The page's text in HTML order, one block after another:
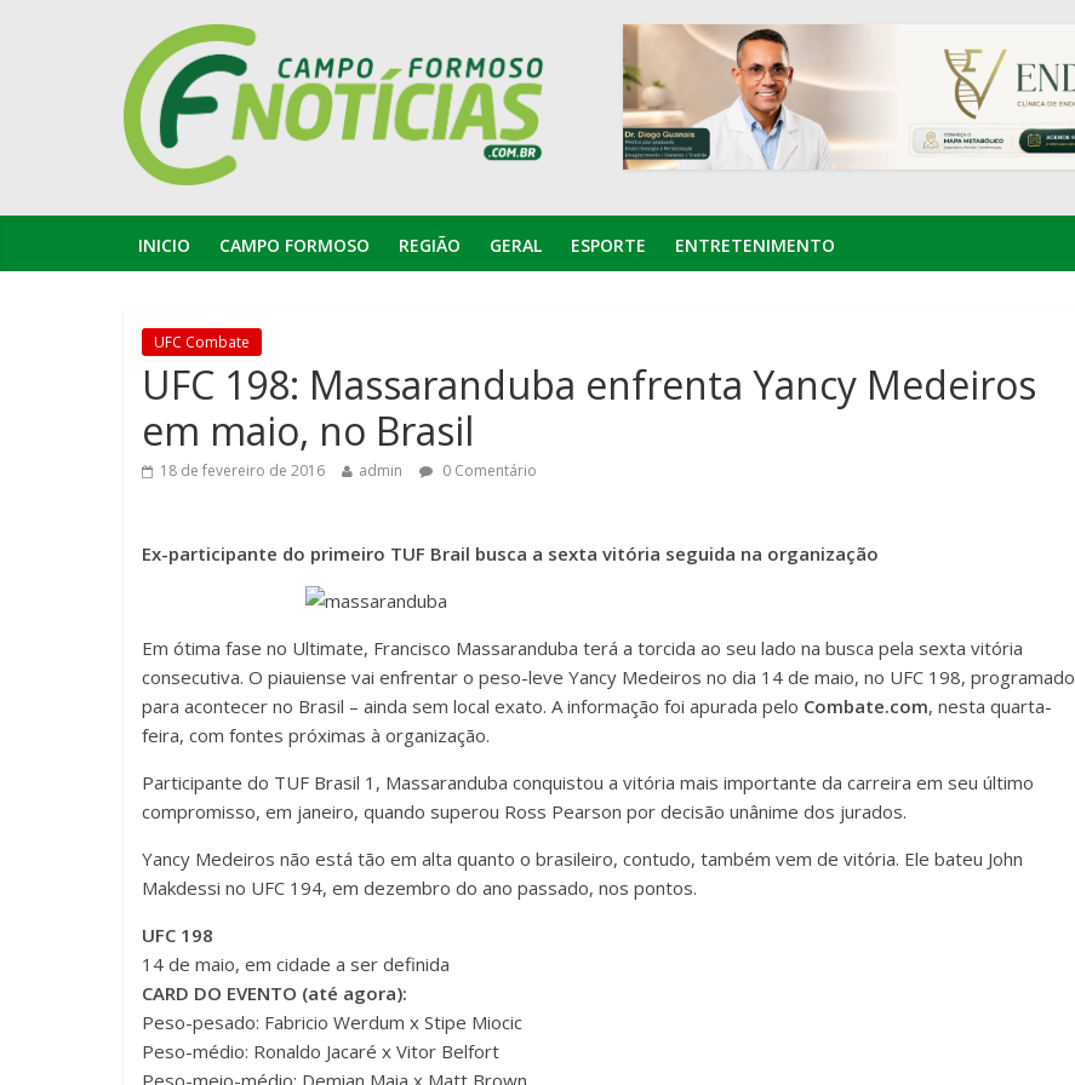
INICIO CAMPO FORMOSO REGIÃO GERAL ESPORTE ENTRETENIMENTO
UFC Combate
UFC 198: Massaranduba enfrenta Yancy Medeiros
em maio, no Brasil
18 de fevereiro de 2016 admin 0 Comentário
Ex-participante do primeiro TUF Brail busca a sexta vitória seguida na organização
Em ótima fase no Ultimate, Francisco Massaranduba terá a torcida ao seu lado na busca pela sexta vitória
consecutiva. O piauiense vai enfrentar o peso-leve Yancy Medeiros no dia 14 de maio, no UFC 198, programado
para acontecer no Brasil – ainda sem local exato. A informação foi apurada pelo Combate.com, nesta quarta-
feira, com fontes próximas à organização.
Participante do TUF Brasil 1, Massaranduba conquistou a vitória mais importante da carreira em seu último
compromisso, em janeiro, quando superou Ross Pearson por decisão unânime dos jurados.
Yancy Medeiros não está tão em alta quanto o brasileiro, contudo, também vem de vitória. Ele bateu John
Makdessi no UFC 194, em dezembro do ano passado, nos pontos.
UFC 198
14 de maio, em cidade a ser definida
CARD DO EVENTO (até agora):
Peso-pesado: Fabricio Werdum x Stipe Miocic
Peso-médio: Ronaldo Jacaré x Vitor Belfort
Peso-meio-médio: Demian Maia x Matt Brown